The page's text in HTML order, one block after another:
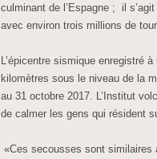
culminant de l’Espagne ; il
avec environ trois millions de
L’épicentre sismique enregistré
kilomètres sous le niveau de la
au 31 octobre 2017. L’Institut
de calmer les gens qui résident
«Ces secousses sont